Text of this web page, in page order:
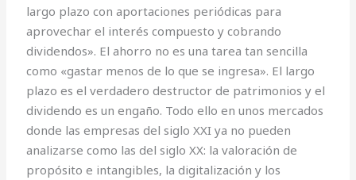
largo plazo con aportaciones periódicas para
aprovechar el interés compuesto y cobrando
dividendos». El ahorro no es una tarea tan sencilla
como «gastar menos de lo que se ingresa». El largo
plazo es el verdadero destructor de patrimonios y el
dividendo es un engaño. Todo ello en unos mercados
donde las empresas del siglo XXI ya no pueden
analizarse como las del siglo XX: la valoración de
propósito e intangibles, la digitalización y los